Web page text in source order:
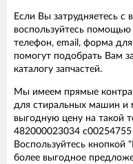
Если Вы затрудняетесь
воспользуйтесь
телефон, email, форма
помогут подобрать Вам
каталогу запчастей.
Мы имеем прямые
для стиральных машин
выгодную цену на такой
482000023034
Воспользуйтесь
более выгодное